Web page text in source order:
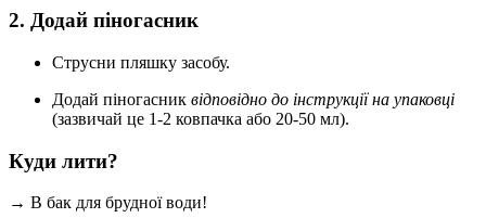
2. Додай піногасник
Струсни пляшку засобу.
Додай піногасник відповідно до інструкції на упаковці
(зазвичай це 1-2 ковпачка або 20-50 мл).
Куди лити?
→ В бак для брудної води!